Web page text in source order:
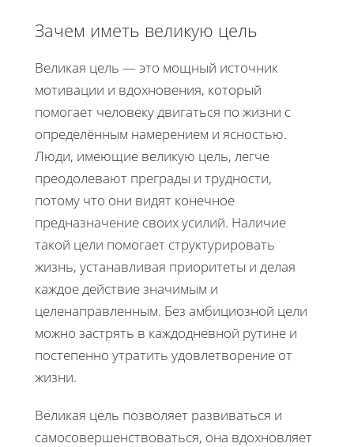
Зачем иметь великую цель
Великая цель — это мощный источник
мотивации и вдохновения, который
помогает человеку двигаться по жизни с
определённым намерением и ясностью.
Люди, имеющие великую цель, легче
преодолевают преграды и трудности,
потому что они видят конечное
предназначение своих усилий. Наличие
такой цели помогает структурировать
жизнь, устанавливая приоритеты и делая
каждое действие значимым и
целенаправленным. Без амбициозной цели
можно застрять в каждодневной рутине и
постепенно утратить удовлетворение от
жизни.
Великая цель позволяет развиваться и
самосовершенствоваться, она вдохновляет